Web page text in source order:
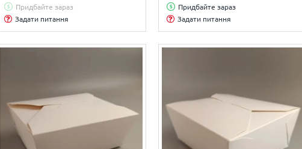
Придбайте зараз
Задати питання
Придбайте зараз
Задати питання